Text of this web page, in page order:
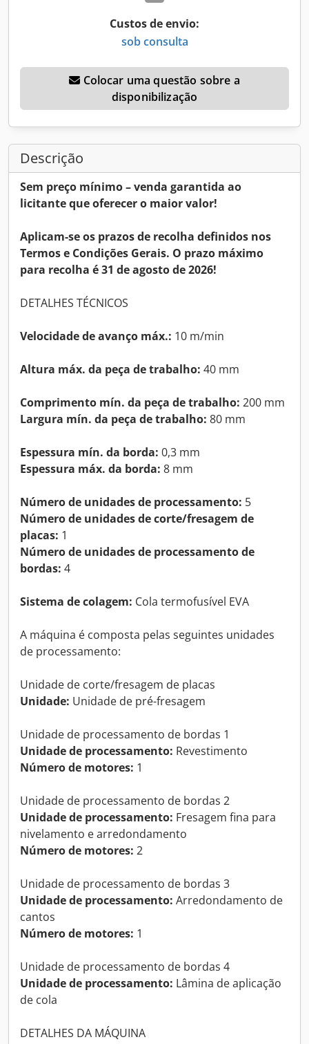
Custos de envio:
sob consulta
disponibilização
Descrição
Sem preço mínimo – venda garantida ao
licitante que oferecer o maior valor!
Aplicam-se os prazos de recolha definidos nos
Termos e Condições Gerais. O prazo máximo
para recolha é 31 de agosto de 2026!
DETALHES TÉCNICOS
Velocidade de avanço máx.: 10 m/min
Altura máx. da peça de trabalho: 40 mm
Comprimento mín. da peça de trabalho: 200 mm
Largura mín. da peça de trabalho: 80 mm
Espessura mín. da borda: 0,3 mm
Espessura máx. da borda: 8 mm
Número de unidades de processamento: 5
Número de unidades de corte/fresagem de
placas: 1
Número de unidades de processamento de
bordas: 4
Sistema de colagem: Cola termofusível EVA
A máquina é composta pelas seguintes unidades
de processamento:
Unidade de corte/fresagem de placas
Unidade: Unidade de pré-fresagem
Unidade de processamento de bordas 1
Unidade de processamento: Revestimento
Número de motores: 1
Unidade de processamento de bordas 2
Unidade de processamento: Fresagem fina para
nivelamento e arredondamento
Número de motores: 2
Unidade de processamento de bordas 3
Unidade de processamento: Arredondamento de
cantos
Número de motores: 1
Unidade de processamento de bordas 4
Unidade de processamento: Lâmina de aplicação
de cola
DETALHES DA MÁQUINA